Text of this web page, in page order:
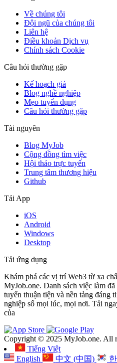
Về chúng tôi
Đội ngũ của chúng tôi
Liên hệ
Điều khoản Dịch vụ
Chính sách Cookie
Câu hỏi thường gặp
Kế hoạch giá
Blog nghề nghiệp
Mẹo tuyển dụng
Câu hỏi thường gặp
Tài nguyên
Blog MyJob
Cộng đồng tìm việc
Hội thảo trực tuyến
Trung tâm thương hiệu
Github
Tải App
iOS
Android
Windows
Desktop
Tải ứng dụng
Khám phá các vị trí Web3 từ xa
MyJob.one. Danh sách việc làm
tuyển thuận tiện và nền tảng đáng
nghiệp số mọi lúc, mọi nơi. Tải
của
Copyright © 2025 MyJob.one. All
Tiếng Việt
English
中文 (中国)